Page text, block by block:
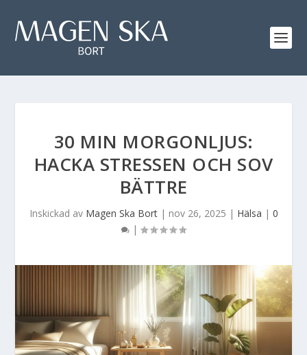
30 MIN MORGONLJUS:
HACKA STRESSEN OCH SOV
BÄTTRE
Inskickad av Magen Ska Bort| nov 26, 2025 | Hälsa | 0
|